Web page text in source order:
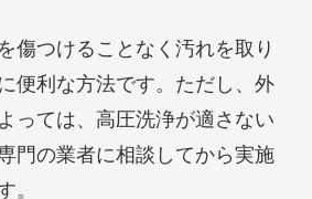
傷つけることなく汚れを取り
便利な方法です。ただし、外
っては、高圧洗浄が適さない
門の業者に相談してから実施
。